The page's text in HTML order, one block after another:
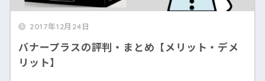
2017年12月24日
バナープラスの評判・まとめ【メリット・デメ
リット】